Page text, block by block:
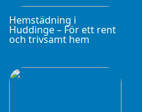
Hemstädning i
Huddinge – För ett rent
och trivsamt hem